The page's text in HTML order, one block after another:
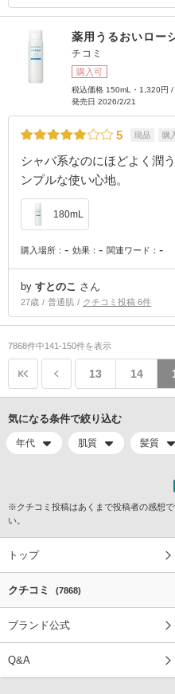
薬用うるおいロー
チコミ
購入可
税込価格 150mL・1,320円
発売日 2026/2/21
5 現品 購
シャバ系なのにほどよく潤
ンプルな使い心地。
180mL
購入場所： - 効果： - 関連ワード： -
by すとのこ さん
27歳 普通肌 クチコミ投稿 6件
7868件中141-150件を表示
13 14
気になる条件で絞り込む
年代 肌質 髪質
※クチコミ投稿はあくまで投稿者の感想
い。
トップ
クチコミ (7868)
ブランド公式
Q&A